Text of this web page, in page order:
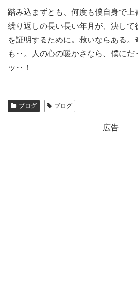
踏み込まずとも、何度も僕自身で
繰り返しの長い長い年月が、決して
を証明するために。救いならある。
も‥。人の心の暖かさなら、僕にだ
ッ‥！
ブログ ブログ
広告